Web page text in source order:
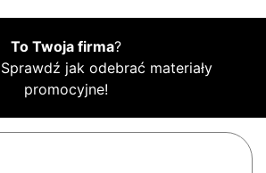
To Twoja firma?
Sprawdź jak odebrać materiały
promocyjne!